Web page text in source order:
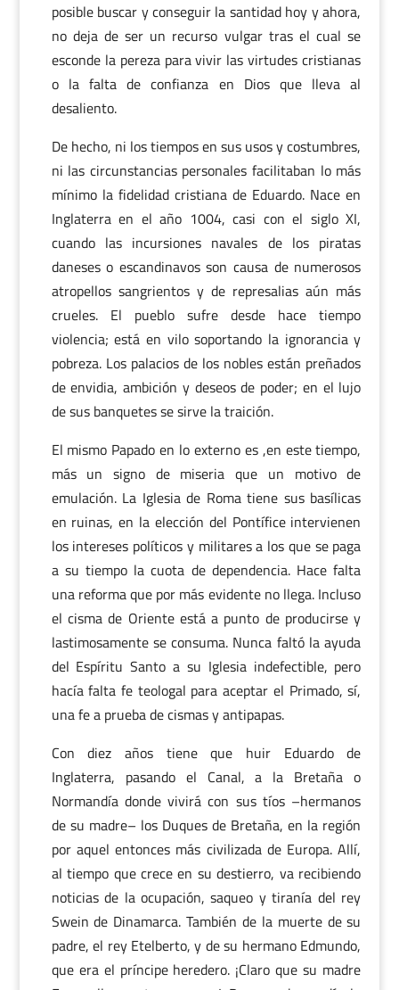
posible buscar y conseguir la santidad hoy y ahora,
no deja de ser un recurso vulgar tras el cual se
esconde la pereza para vivir las virtudes cristianas
o la falta de confianza en Dios que lleva al
desaliento.
De hecho, ni los tiempos en sus usos y costumbres,
ni las circunstancias personales facilitaban lo más
mínimo la fidelidad cristiana de Eduardo. Nace en
Inglaterra en el año 1004, casi con el siglo XI,
cuando las incursiones navales de los piratas
daneses o escandinavos son causa de numerosos
atropellos sangrientos y de represalias aún más
crueles. El pueblo sufre desde hace tiempo
violencia; está en vilo soportando la ignorancia y
pobreza. Los palacios de los nobles están preñados
de envidia, ambición y deseos de poder; en el lujo
de sus banquetes se sirve la traición.
El mismo Papado en lo externo es ,en este tiempo,
más un signo de miseria que un motivo de
emulación. La Iglesia de Roma tiene sus basílicas
en ruinas, en la elección del Pontífice intervienen
los intereses políticos y militares a los que se paga
a su tiempo la cuota de dependencia. Hace falta
una reforma que por más evidente no llega. Incluso
el cisma de Oriente está a punto de producirse y
lastimosamente se consuma. Nunca faltó la ayuda
del Espíritu Santo a su Iglesia indefectible, pero
hacía falta fe teologal para aceptar el Primado, sí,
una fe a prueba de cismas y antipapas.
Con diez años tiene que huir Eduardo de
Inglaterra, pasando el Canal, a la Bretaña o
Normandía donde vivirá con sus tíos –hermanos
de su madre– los Duques de Bretaña, en la región
por aquel entonces más civilizada de Europa. Allí,
al tiempo que crece en su destierro, va recibiendo
noticias de la ocupación, saqueo y tiranía del rey
Swein de Dinamarca. También de la muerte de su
padre, el rey Etelberto, y de su hermano Edmundo,
que era el príncipe heredero. ¡Claro que su madre